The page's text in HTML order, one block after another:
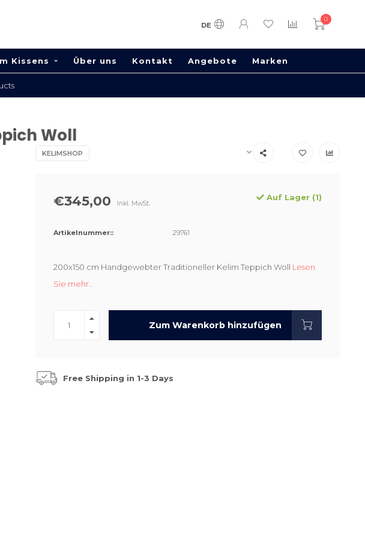
DE
0
Kissens Über uns Kontakt Angebote Marken
Woll
KELIMSHOP
€345,00 Inkl. MwSt.
Auf Lager (1)
Artikelnummer:: 29761
200x150 cm Handgewebter Traditioneller Kelim Teppich Woll Lesen
Sie mehr..
Zum Warenkorb hinzufügen
Free Shipping in 1-3 Days